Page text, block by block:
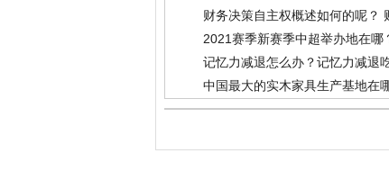
财务决策自主权概述如何的呢？
2021赛季新赛季中超举办地在
记忆力减退怎么办？记忆力减退
中国最大的实木家具生产基地在